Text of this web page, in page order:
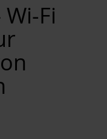
Fi